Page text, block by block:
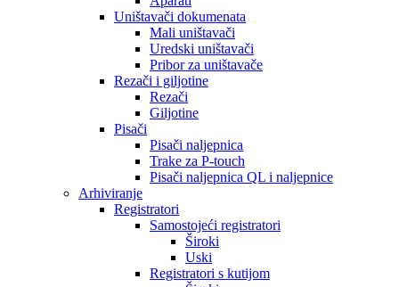
Uništavači dokumenata
Mali uništavači
Uredski uništavači
Pribor za uništavače
Rezači i giljotine
Rezači
Giljotine
Pisači
Pisači naljepnica
Trake za P-touch
Pisači naljepnica QL i naljepnice
Arhiviranje
Registratori
Samostojeći registratori
Široki
Uski
Registratori s kutijom